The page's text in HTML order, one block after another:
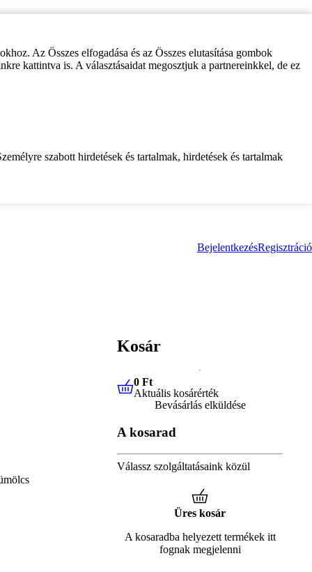
Az Összes elfogadása és az Összes elutasítása gombok
kattintva is. A választásaidat megosztjuk a partnereinkkel, de ez
szabott hirdetések és tartalmak, hirdetések és tartalmak
BejelentkezésRegisztráció
Kosár
0 FtAktuális kosárérték
0 Ft
Aktuális kosárérték
Bevásárlás elküldése
A kosarad
Válassz szolgáltatásaink közül
Üres kosár
A kosaradba helyezett termékek itt
fognak megjelenni